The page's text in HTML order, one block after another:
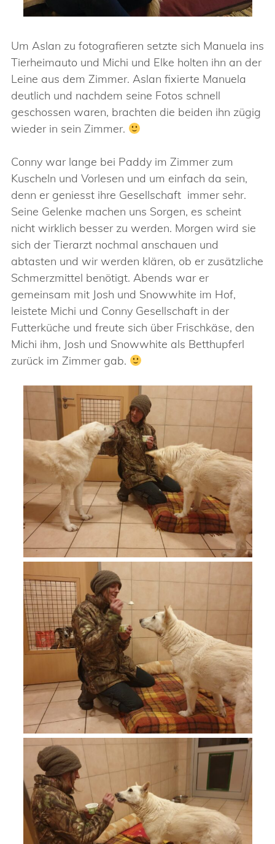
Um Aslan zu fotografieren setzte sich Manuela ins
Tierheimauto und Michi und Elke holten ihn an der
Leine aus dem Zimmer. Aslan fixierte Manuela
deutlich und nachdem seine Fotos schnell
geschossen waren, brachten die beiden ihn zügig
wieder in sein Zimmer.
Conny war lange bei Paddy im Zimmer zum
Kuscheln und Vorlesen und um einfach da sein,
denn er geniesst ihre Gesellschaft immer sehr.
Seine Gelenke machen uns Sorgen, es scheint
nicht wirklich besser zu werden. Morgen wird sie
sich der Tierarzt nochmal anschauen und
abtasten und wir werden klären, ob er zusätzliche
Schmerzmittel benötigt. Abends war er
gemeinsam mit Josh und Snowwhite im Hof,
leistete Michi und Conny Gesellschaft in der
Futterküche und freute sich über Frischkäse, den
Michi ihm, Josh und Snowwhite als Betthupferl
zurück im Zimmer gab.